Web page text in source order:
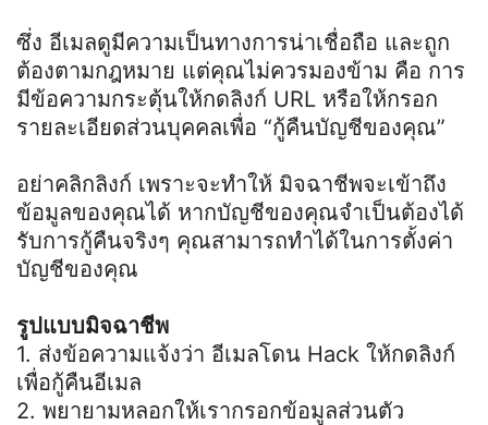
ซึ่ง อีเมลดูมีความเป็นทางการน่าเชื่อถือ และถูก
ต้องตามกฎหมาย แต่คุณไม่ควรมองข้าม คือ การ
มีข้อความกระตุ้นให้กดลิงก์ URL หรือให้กรอก
รายละเอียดส่วนบุคคลเพื่อ “กู้คืนบัญชีของคุณ”
อย่าคลิกลิงก์ เพราะจะทำให้ มิจฉาชีพจะเข้าถึง
ข้อมูลของคุณได้ หากบัญชีของคุณจำเป็นต้องได้
รับการกู้คืนจริงๆ คุณสามารถทำได้ในการตั้งค่า
บัญชีของคุณ
รูปแบบมิจฉาชีพ
1. ส่งข้อความแจ้งว่า อีเมลโดน Hack ให้กดลิงก์
เพื่อกู้คืนอีเมล
2. พยายามหลอกให้เรากรอกข้อมูลส่วนตัว